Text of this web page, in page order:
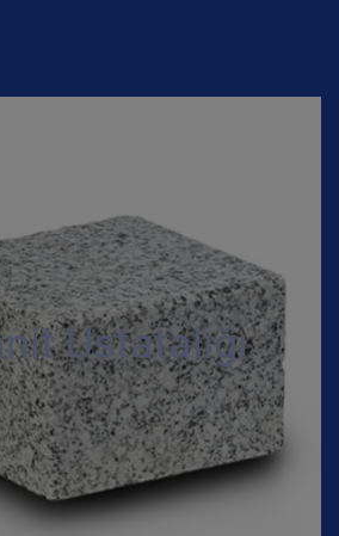
Ustatalığı